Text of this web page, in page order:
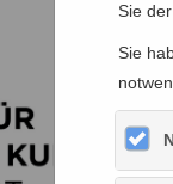
Sie
Sie